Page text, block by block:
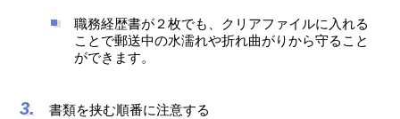
職務経歴書が２枚でも、クリアファイルに入れる
ことで郵送中の水濡れや折れ曲がりから守ること
ができます。
書類を挟む順番に注意する